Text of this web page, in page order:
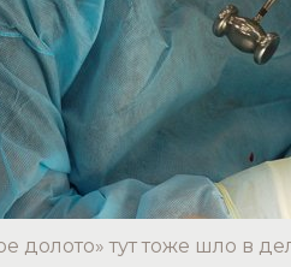
долото» тут тоже шло в